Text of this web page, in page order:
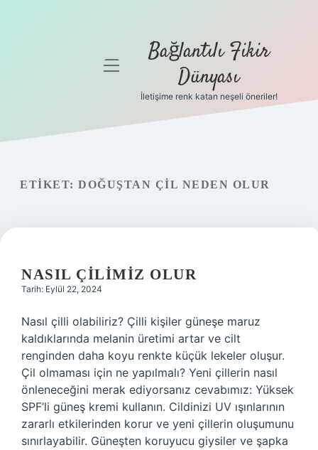
Gizlilik
Yasal Uyarı
Hakkımızda
menüyü
Bağlantılı Fikir
Dünyası
İletişime renk katan neşeli öneriler!
ETIKET: DOĞUŞTAN ÇIL NEDEN OLUR
NASIL ÇILIMIZ OLUR
Tarih: Eylül 22, 2024
Nasıl çilli olabiliriz? Çilli kişiler güneşe maruz
kaldıklarında melanin üretimi artar ve cilt
renginden daha koyu renkte küçük lekeler oluşur.
Çil olmaması için ne yapılmalı? Yeni çillerin nasıl
önleneceğini merak ediyorsanız cevabımız: Yüksek
SPF’li güneş kremi kullanın. Cildinizi UV ışınlarının
zararlı etkilerinden korur ve yeni çillerin oluşumunu
sınırlayabilir. Güneşten koruyucu giysiler ve şapka